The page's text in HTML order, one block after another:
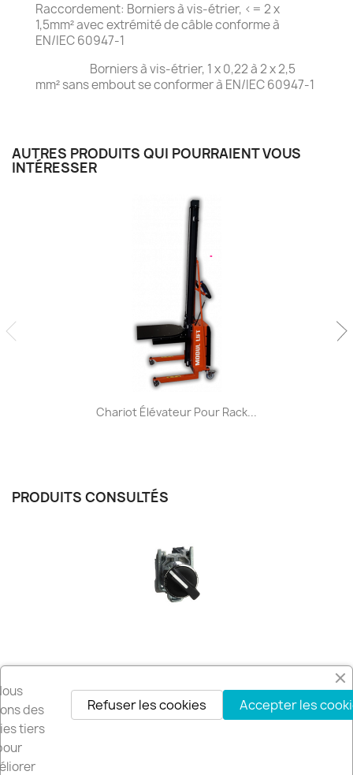
Raccordement: Borniers à vis-étrier, <= 2 x
1,5mm² avec extrémité de câble conforme à
EN/IEC 60947-1
Borniers à vis-étrier, 1 x 0,22 à 2 x 2,5
mm² sans embout se conformer à EN/IEC 60947-1
AUTRES PRODUITS QUI POURRAIENT VOUS
INTÉRESSER
Chariot Élévateur Pour Rack...
PRODUITS CONSULTÉS
Recevez nos offres spéciales
des
tiers
Accepter les
Refuser les cookies